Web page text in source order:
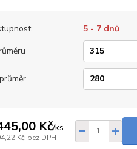
5 - 7 dnů
Kč/ks
Kč bez DPH